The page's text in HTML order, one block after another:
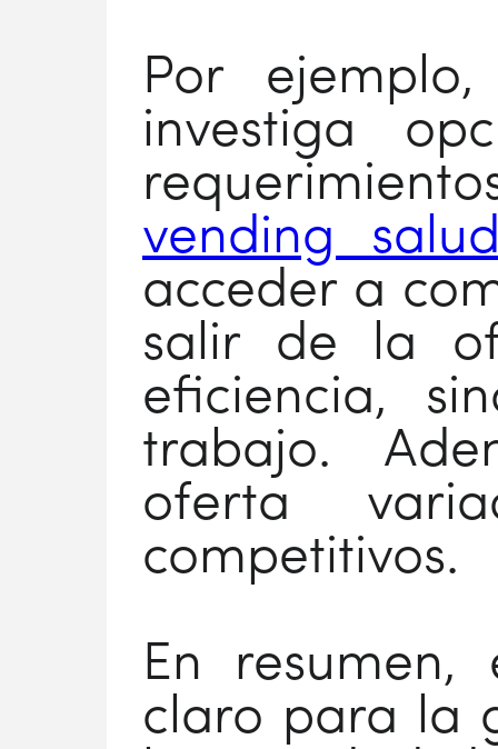
Por
investiga
vending
acceder a
salir de la
eficiencia,
trabajo.
oferta
competitivos.
En
claro para la